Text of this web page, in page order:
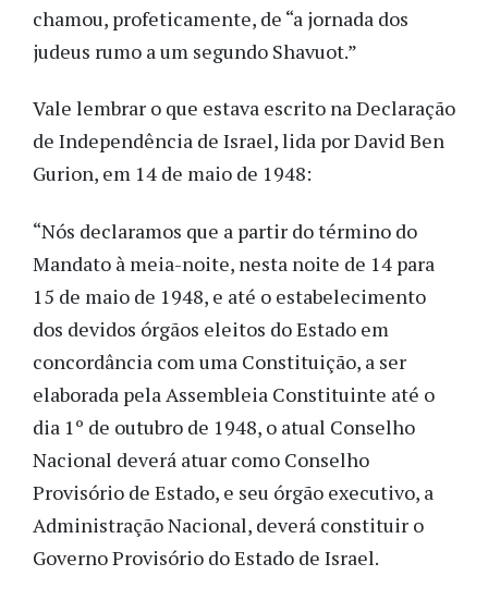
chamou, profeticamente, de “a jornada dos
judeus rumo a um segundo Shavuot.”
Vale lembrar o que estava escrito na Declaração
de Independência de Israel, lida por David Ben
Gurion, em 14 de maio de 1948:
“Nós declaramos que a partir do término do
Mandato à meia-noite, nesta noite de 14 para
15 de maio de 1948, e até o estabelecimento
dos devidos órgãos eleitos do Estado em
concordância com uma Constituição, a ser
elaborada pela Assembleia Constituinte até o
dia 1º de outubro de 1948, o atual Conselho
Nacional deverá atuar como Conselho
Provisório de Estado, e seu órgão executivo, a
Administração Nacional, deverá constituir o
Governo Provisório do Estado de Israel.